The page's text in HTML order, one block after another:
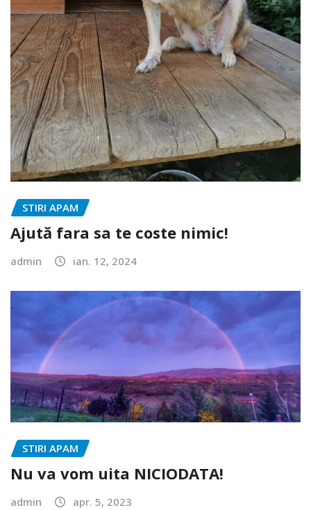
STIRI APAM
Ajută fara sa te coste nimic!
admin ian. 12, 2024
STIRI APAM
Nu va vom uita NICIODATA!
admin apr. 5, 2023